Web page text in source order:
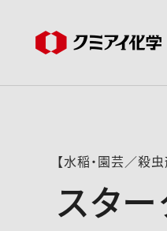
【水稲・園芸／殺虫
スタ